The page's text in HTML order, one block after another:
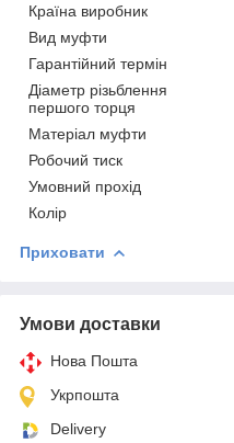
Країна виробник
Вид муфти
Гарантійний термін
Діаметр різьблення
першого торця
Матеріал муфти
Робочий тиск
Умовний прохід
Колір
Приховати
Умови доставки
Нова Пошта
Укрпошта
Delivery